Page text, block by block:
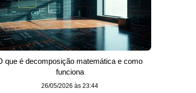
que é decomposição matemática e como
funciona
26/05/2026 às 23:44